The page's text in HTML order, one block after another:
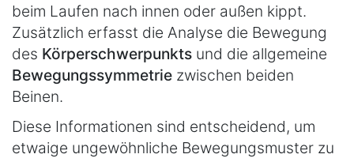
beim Laufen nach innen oder außen kippt.
Zusätzlich erfasst die Analyse die Bewegung
des Körperschwerpunkts und die allgemeine
Bewegungssymmetrie zwischen beiden
Beinen.
Diese Informationen sind entscheidend, um
etwaige ungewöhnliche Bewegungsmuster zu